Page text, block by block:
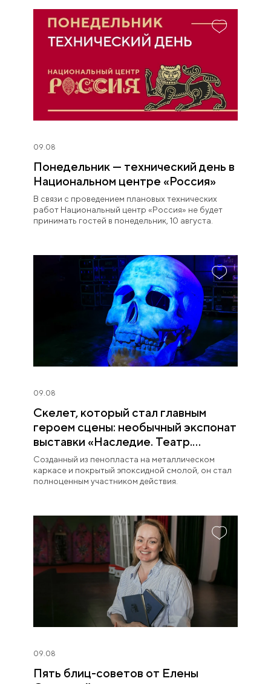
09.08
Понедельник — технический день в
Национальном центре «Россия»
В связи с проведением плановых технических
работ Национальный центр «Россия» не будет
принимать гостей в понедельник, 10 августа.
09.08
Скелет, который стал главным
героем сцены: необычный экспонат
выставки «Наследие. Театр.
Великие»
Созданный из пенопласта на металлическом
каркасе и покрытый эпоксидной смолой, он стал
полноценным участником действия.
09.08
Пять блиц-советов от Елены